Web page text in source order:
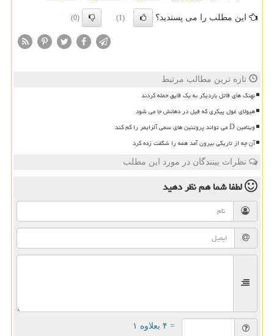
این مطلب را می پسندید؟ (1)
(0)
تازه ترین مطالب مرتبط
نهنگ های قاتل باردیگر به یک قایق حمله کردند
هیولای غول پیکری که فیل در دهانش جا می شود
ویتامین D می تواند پروتئین های سمی آلزایمر را کم کند
آن چه از تاریکی بیرون آمد همه را شگفت زده کرد
نظرات بینندگان در مورد این مطلب
لطفا شما همنظر دهید
= ۴ بعلاوه ۱